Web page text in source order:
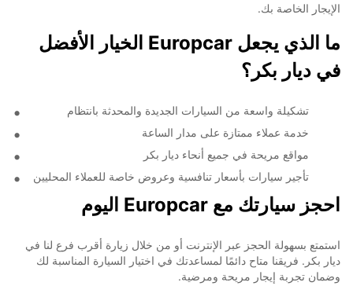
الإيجار الخاصة بك.
ما الذي يجعل Europcar الخيار الأفضل
في ديار بكر؟
تشكيلة واسعة من السيارات الجديدة والمحدثة بانتظام
خدمة عملاء ممتازة على مدار الساعة
مواقع مريحة في جميع أنحاء ديار بكر
تأجير سيارات بأسعار تنافسية وعروض خاصة للعملاء المحليين
احجز سيارتك مع Europcar اليوم
استمتع بسهولة الحجز عبر الإنترنت أو من خلال زيارة أقرب فرع لنا في
ديار بكر. فريقنا متاح دائمًا لمساعدتك في اختيار السيارة المناسبة لك
وضمان تجربة إيجار مريحة ومرضية.